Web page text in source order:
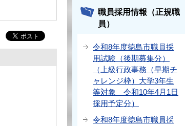
職員採用情報（正規職
員）
令和8年度徳島市職員採
用試験（後期募集分）
（上級行政事務（早期チ
ャレンジ枠）大学3年生
等対象 令和10年4月1日
採用予定分）
令和8年度徳島市職員採